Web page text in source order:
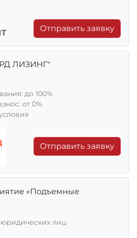
Отправить заявку
ЛИЗИНГ"
до 100%
от 0%
Отправить заявку
«Подъемные
лиц